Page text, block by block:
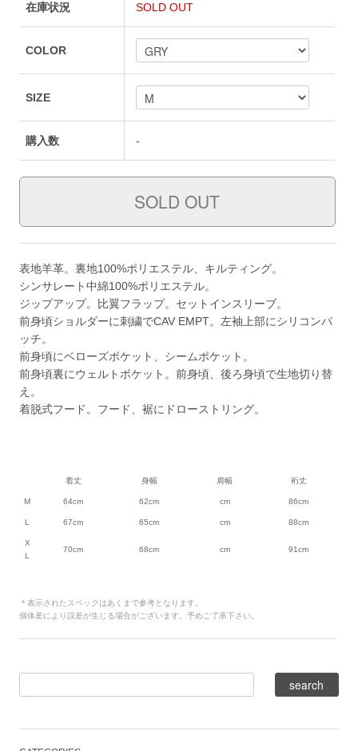
在庫状況 SOLD OUT
COLOR
SIZE
購入数 -
表地羊革。裏地100%ポリエステル、キルティング。
シンサレート中綿100%ポリエステル。
ジップアップ。比翼フラップ。セットインスリーブ。
前身頃ショルダーに刺繍でCAV EMPT。左袖上部にシリコンパ
ッチ。
前身頃にベローズポケット、シームポケット。
前身頃裏にウェルトポケット。前身頃、後ろ身頃で生地切り替
え。
着脱式フード。フード、裾にドローストリング。
着丈 身幅 肩幅 裄丈
M 64cm 62cm cm 86cm
L 67cm 65cm cm 88cm
X
L
70cm 68cm cm 91cm
＊表示されたスペックはあくまで参考となります。
個体差により誤差が生じる場合がございます。予めご了承下さい。